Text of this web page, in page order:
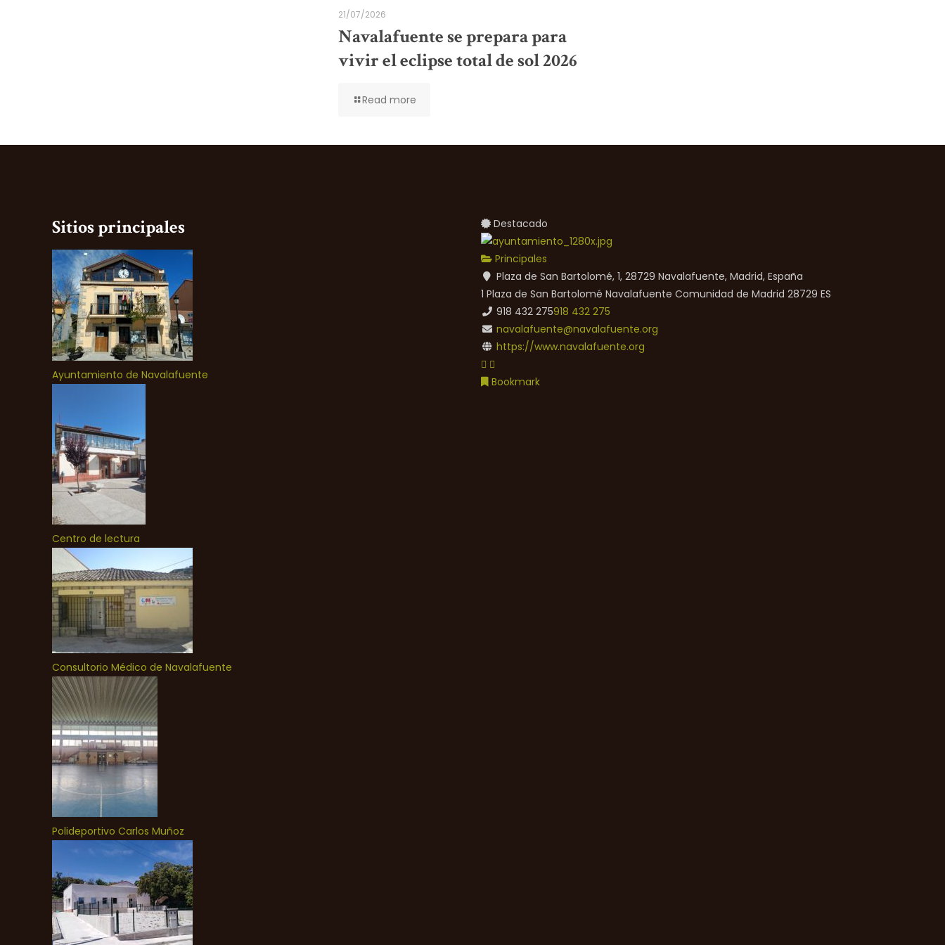
21/07/2026
Navalafuente se prepara para
vivir el eclipse total de sol 2026
Read more
Sitios principales
Ayuntamiento de Navalafuente
Centro de lectura
Consultorio Médico de Navalafuente
Polideportivo Carlos Muñoz
Destacado
Principales
Plaza de San Bartolomé, 1, 28729 Navalafuente, Madrid, España
1 Plaza de San Bartolomé Navalafuente Comunidad de Madrid 28729 ES
918 432 275918 432 275
navalafuente@navalafuente.org
https://www.navalafuente.org
Bookmark